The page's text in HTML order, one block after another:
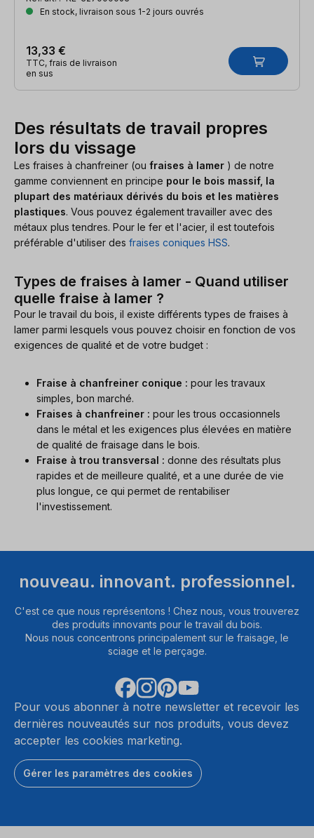
En stock, livraison sous 1-2 jours ouvrés
13,33 €
TTC, frais de livraison
en sus
Des résultats de travail propres
lors du vissage
Les fraises à chanfreiner (ou fraises à lamer ) de notre
gamme conviennent en principe pour le bois massif, la
plupart des matériaux dérivés du bois et les matières
plastiques. Vous pouvez également travailler avec des
métaux plus tendres. Pour le fer et l'acier, il est toutefois
préférable d'utiliser des fraises coniques HSS.
Types de fraises à lamer - Quand utiliser
quelle fraise à lamer ?
Pour le travail du bois, il existe différents types de fraises à
lamer parmi lesquels vous pouvez choisir en fonction de vos
exigences de qualité et de votre budget :
Fraise à chanfreiner conique : pour les travaux
simples, bon marché.
Fraises à chanfreiner : pour les trous occasionnels
dans le métal et les exigences plus élevées en matière
de qualité de fraisage dans le bois.
Fraise à trou transversal : donne des résultats plus
rapides et de meilleure qualité, et a une durée de vie
plus longue, ce qui permet de rentabiliser
l'investissement.
nouveau. innovant. professionnel.
C'est ce que nous représentons ! Chez nous, vous trouverez
des produits innovants pour le travail du bois.
Nous nous concentrons principalement sur le fraisage, le
sciage et le perçage.
Pour vous abonner à notre newsletter et recevoir les
dernières nouveautés sur nos produits, vous devez
accepter les cookies marketing.
Gérer les paramètres des cookies